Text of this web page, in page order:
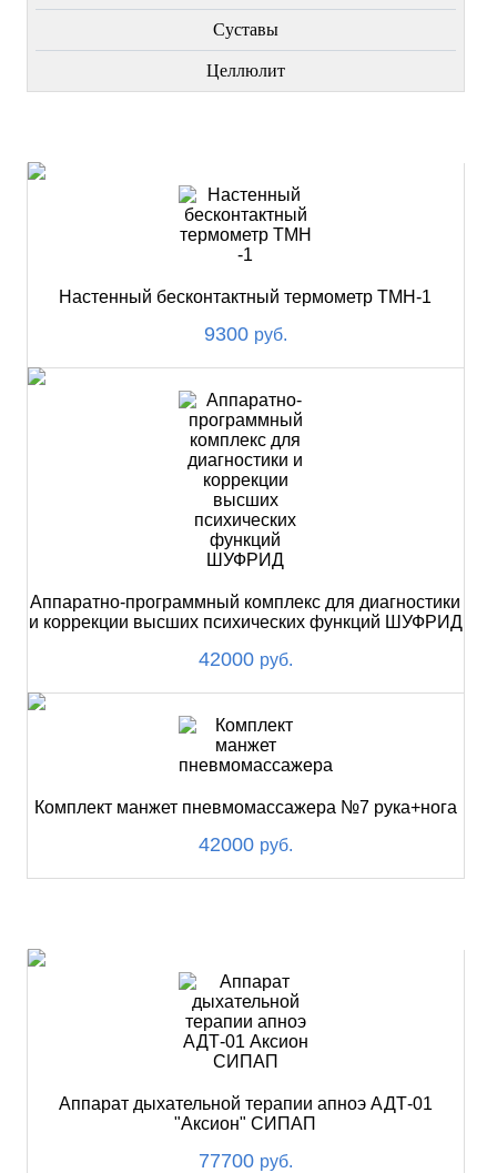
Суставы
Целлюлит
Настенный бесконтактный термометр ТМН-1
9300 руб.
Аппаратно-программный комплекс для диагностики
и коррекции высших психических функций ШУФРИД
42000 руб.
Комплект манжет пневмомассажера №7 рука+нога
42000 руб.
Аппарат дыхательной терапии апноэ АДТ-01
"Аксион" СИПАП
77700 руб.